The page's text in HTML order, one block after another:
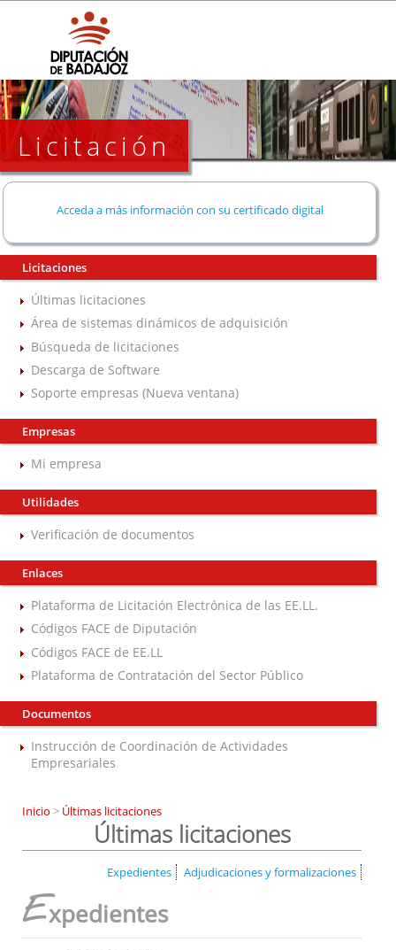
Licitación
Acceda a más información con su certificado digital
Licitaciones
Últimas licitaciones
Área de sistemas dinámicos de adquisición
Búsqueda de licitaciones
Descarga de Software
Soporte empresas (Nueva ventana)
Empresas
Mi empresa
Utilidades
Verificación de documentos
Enlaces
Plataforma de Licitación Electrónica de las EE.LL.
Códigos FACE de Diputación
Códigos FACE de EE.LL
Plataforma de Contratación del Sector Público
Documentos
Instrucción de Coordinación de Actividades
Empresariales
Inicio > Últimas licitaciones
Últimas licitaciones
Expedientes Adjudicaciones y formalizaciones
Expedientes